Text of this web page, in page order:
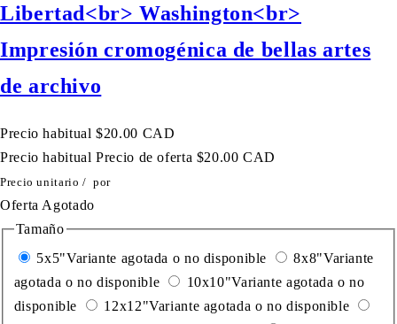
Libertad<br> Washington<br>
Impresión cromogénica de bellas artes
de archivo
Precio habitual $20.00 CAD
Precio habitual Precio de oferta $20.00 CAD
Precio unitario / por
Oferta Agotado
Tamaño
5x5"Variante agotada o no disponible 8x8"Variante
agotada o no disponible
10x10"Variante agotada o no
disponible
12x12"Variante agotada o no disponible